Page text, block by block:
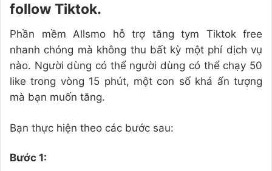
follow Tiktok.
Phần mềm Allsmo hỗ trợ tăng tym Tiktok free
nhanh chóng mà không thu bất kỳ một phí dịch vụ
nào. Người dùng có thể người dùng có thể chạy 50
like trong vòng 15 phút, một con số khá ấn tượng
mà bạn muốn tăng.
Bạn thực hiện theo các bước sau:
Bước 1: